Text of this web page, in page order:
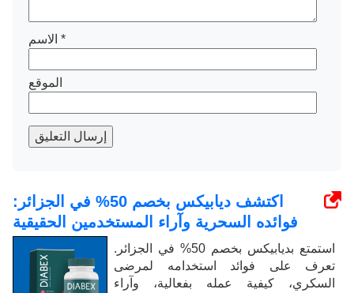
*
الموقع
إرسال التعليق
اكتشف ديابيكس بخصم 50% في الجزائر:
فوائده السحرية وآراء المستخدمين الحقيقية
استمتع بديابيكس بخصم 50% في الجزائر.
تعرف على فوائد استخدامه لمرضى
السكري، كيفية عمله بفعالية، وآراء